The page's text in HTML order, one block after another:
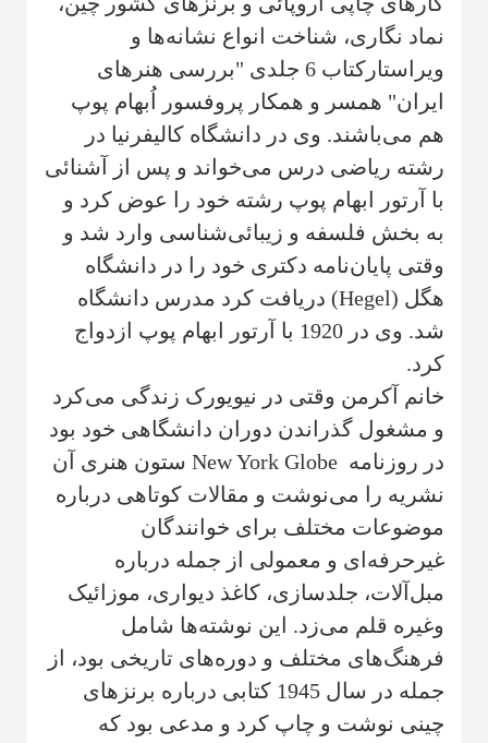
نماد نگاری، شناخت انواع نشانه‌ها و
ویراستارکتاب 6 جلدی "بررسی هنرهای
ایران" همسر و همکار پروفسور اُبهام پوپ‌
هم می‌باشند‌. وی در دانشگاه کالیفرنیا در
رشته ریاضی درس می‌خواند و پس از آشنائی
با آرتور‌ ابها‌م پوپ‌ رشته خود را عوض کرد و
به بخش فلسفه و زیبائی‌شناسی‌ وارد شد‌ و
وقتی پایا‌ن‌نامه دکتری خود را در دانشگاه
هگل (Hegel) دریافت کرد‌ مدرس دانشگاه
شد. وی در 1920 با آرتور ابهام پوپ‌ ازدواج
کرد‌.
خانم آکر‌من‌ وقتی در نیویورک‌ زندگی می‌کرد
و مشغول‌ گذراندن دوران دانشگاهی خود بود
در روزنامه New York Globe ستون هنری آن
نشریه را می‌نوشت و مقالات کوتاهی در‌باره
موضوعات مختلف برای خوانندگان‌
غیر‌حرفه‌ای و معمولی‌ از جمله در‌باره‌
مبل‌آلات، جلد‌سازی، کاغذ دیواری، موزائیک
وغیره قلم می‌زد. این نوشته‌ها شامل
فرهنگ‌های مختلف‌ و دوره‌های تاریخی‌ بود‌، از
جمله در سال 1945 کتابی در‌باره برنز‌های
چینی‌ نوشت و چاپ کرد‌ و مدعی بود که